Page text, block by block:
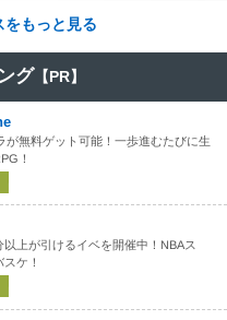
をもっと見る
グ 【PR】
が無料ゲット可能！一歩進むたびに生
！
以上が引けるイベを開催中！NBAス
ケ！